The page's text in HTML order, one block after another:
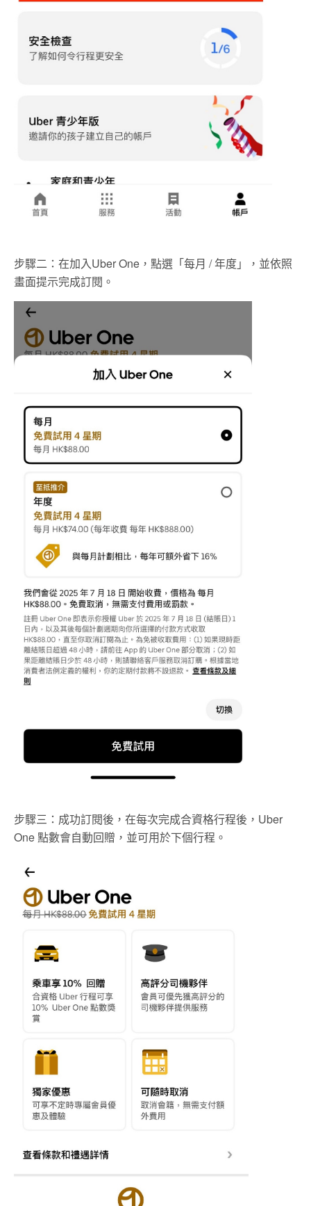
步驟二：在加入Uber One，點選「每月 / 年度」，並依照
畫面提示完成訂閱。
步驟三：成功訂閱後，在每次完成合資格行程後，Uber
One 點數會自動回贈，並可用於下個行程。